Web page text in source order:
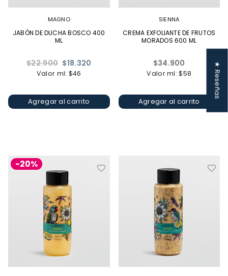
MAGNO
JABÓN DE DUCHA BOSCO 400
ML
Precio
habitual
$22.900 $18.320
Valor ml: $46
Agregar al carrito
SIENNA
CREMA EXFOLIANTE DE FRUTOS
MORADOS 600 ML
Precio
habitual
$34.900
Valor ml: $58
Agregar al carrito
-20%
★ Reseñas